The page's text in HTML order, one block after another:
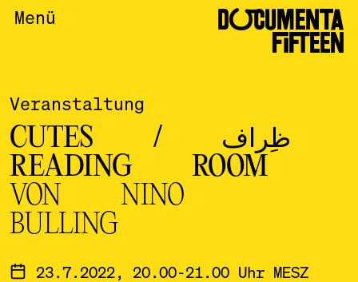
Menü DOCUMENTA
FIFTEEN
Veranstaltung
CUTES / ظِراف
READING ROOM
VON NINO
BULLING
23.7.2022, 20.00-21.00 Uhr MESZ